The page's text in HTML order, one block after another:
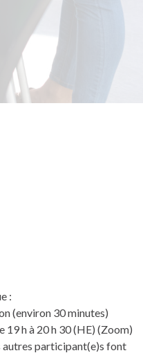
:
(environ 30 minutes)
19 h à 20 h 30 (HE) (Zoom)
autres participant(e)s font